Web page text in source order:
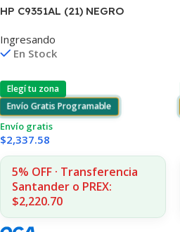
HP C9351AL (21) NEGRO
55 7ML (D)
Ingresando
En Stock
Elegí tu zona
Envío Gratis Programable
Envío gratis
$2,337.58
5% OFF · Transferencia
Santander o PREX:
$2,220.70